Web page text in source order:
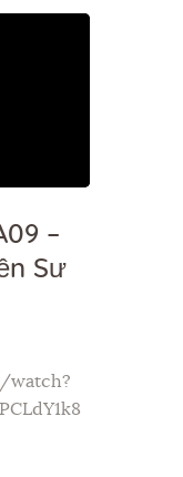
–
Sư
watch?